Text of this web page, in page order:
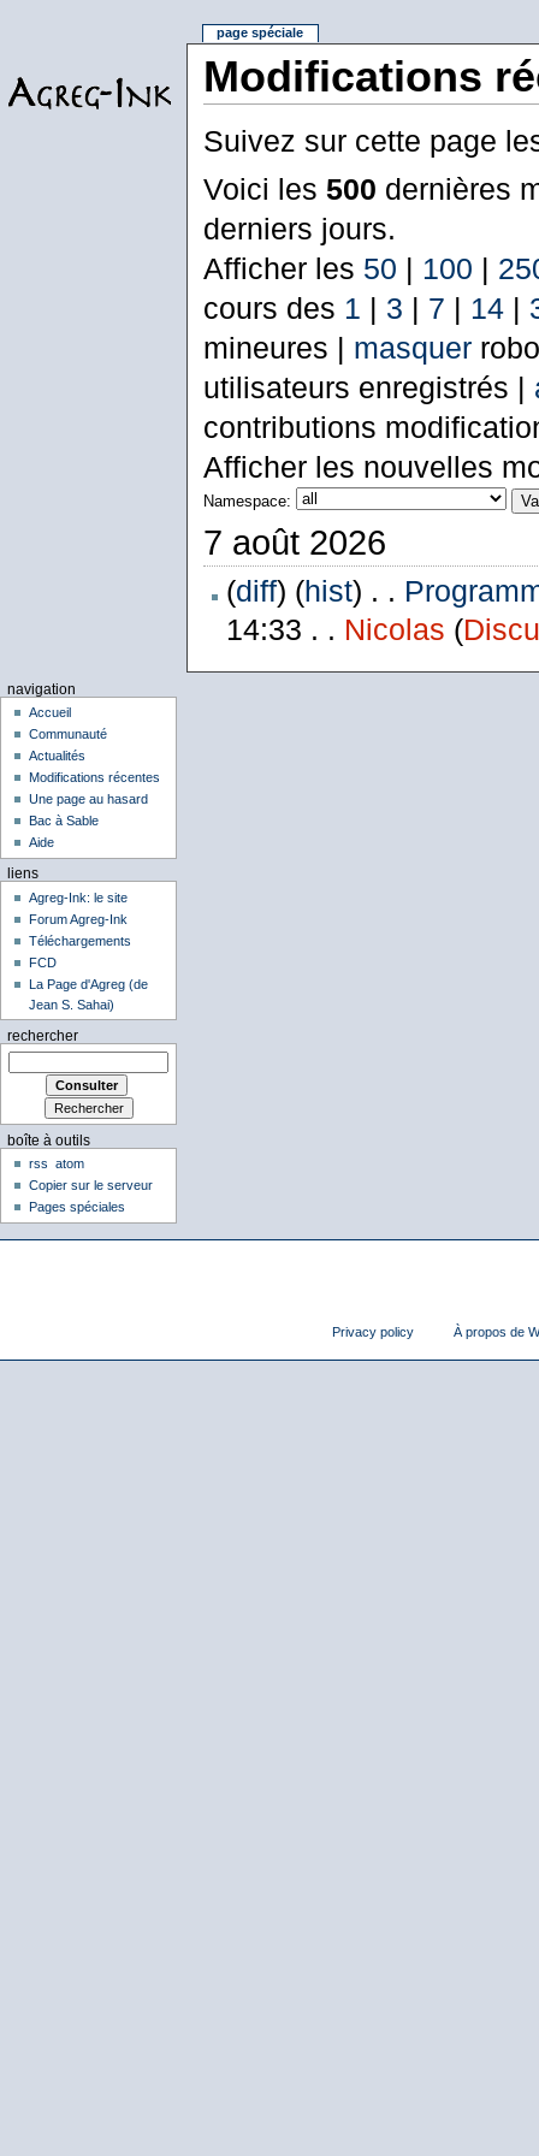
Modifications
Suivez sur cette page
Voici les 500 dernières
derniers jours.
Afficher les 50 | 100 |
cours des 1 | 3 | 7 | 14|
mineures | masquer
utilisateurs enregistrés |
contributions
Afficher les nouvelles
Namespace:
7 août 2026
(diff) (hist) . .
14:33 . . Nicolas (
page spéciale
navigation
Accueil
Communauté
Actualités
Modifications récentes
Une page au hasard
Bac à Sable
Aide
liens
Agreg-Ink: le site
Forum Agreg-Ink
Téléchargements
FCD
La Page d'Agreg (de
Jean S. Sahai)
rechercher
boîte à outils
rss
atom
Copier sur le serveur
Pages spéciales
Privacy policy À propos de